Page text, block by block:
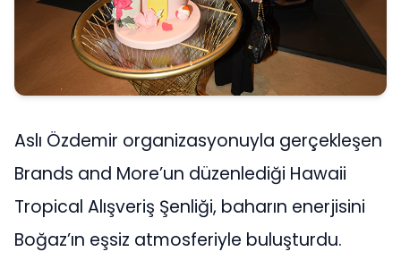
Aslı Özdemir organizasyonuyla gerçekleşen
Brands and More’un düzenlediği Hawaii
Tropical Alışveriş Şenliği, baharın enerjisini
Boğaz’ın eşsiz atmosferiyle buluşturdu.